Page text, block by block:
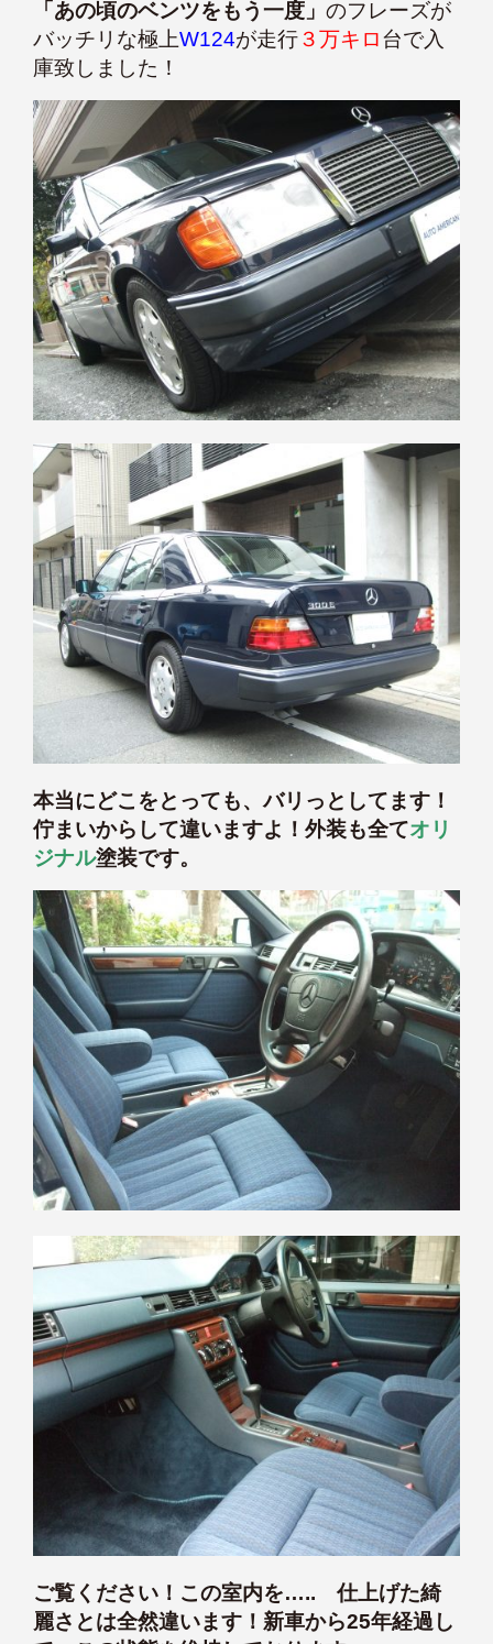
「あの頃のベンツをもう一度」 のフレーズが
バッチリな極上W124が走行３万キロ台で入
庫致しました！
本当にどこをとっても、バリっとしてます！
佇まいからして違いますよ！外装も全てオリ
ジナル塗装です。
ご覧ください！この室内を….. 仕上げた綺
麗さとは全然違います！新車から25年経過し